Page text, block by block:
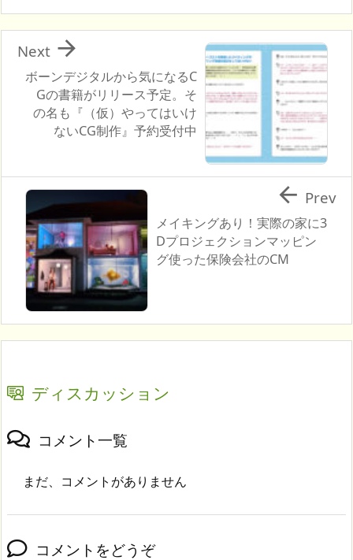
ボーンデジタルから気になるC
Gの書籍がリリース予定。そ
の名も『（仮）やってはいけ
ないCG制作』予約受付中

Next
メイキングあり！実際の家に3
Dプロジェクションマッピン
グ使った保険会社のCM
 Prev
ディスカッション
コメント一覧
まだ、コメントがありません
コメントをどうぞ